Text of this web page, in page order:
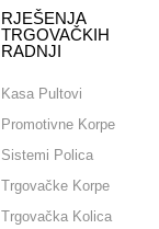
RJEŠENJA
TRGOVAČKIH
RADNJI
Kasa Pultovi
Promotivne Korpe
Sistemi Polica
Trgovačke Korpe
Trgovačka Kolica